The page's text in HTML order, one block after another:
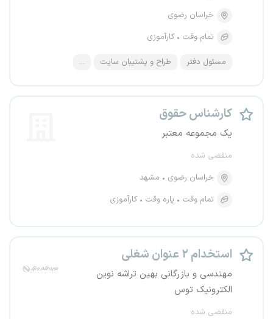
خراسان رضوی
تمام وقت
کارآموزی
مسئول دفتر طراح و پشتیبان سایت ...
کارشناس حقوق
یک مجموعه معتبر
منقضی شده
خراسان رضوی
مشهد
تمام وقت
پاره وقت کارآموزی
استخدام ۲ عنوان شغلی
مهندسی و بازرگانی بهین تراشه نوین
الکترونیک توس
منقضی شده